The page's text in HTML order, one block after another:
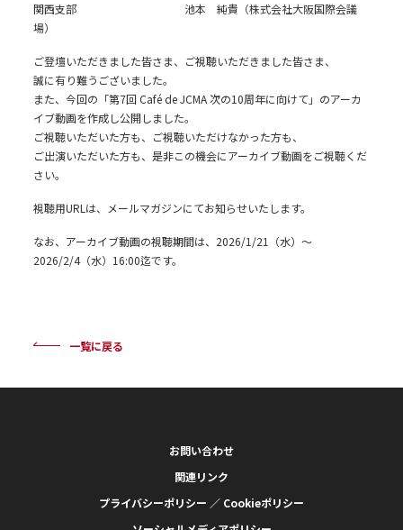
関西支部 池本 純貴（株式会社大阪国際会議
場）
ご登壇いただきました皆さま、ご視聴いただきました皆さま、
誠に有り難うございました。
また、今回の「第7回 Café de JCMA 次の10周年に向けて」のアーカ
イブ動画を作成し公開しました。
ご視聴いただいた方も、ご視聴いただけなかった方も、
ご出演いただいた方も、是非この機会にアーカイブ動画をご視聴くだ
さい。
視聴用URLは、メールマガジンにてお知らせいたします。
なお、アーカイブ動画の視聴期間は、2026/1/21（水）～
2026/2/4（水）16:00迄です。
一覧に戻る
お問い合わせ
関連リンク
プライバシーポリシー ／ Cookieポリシー